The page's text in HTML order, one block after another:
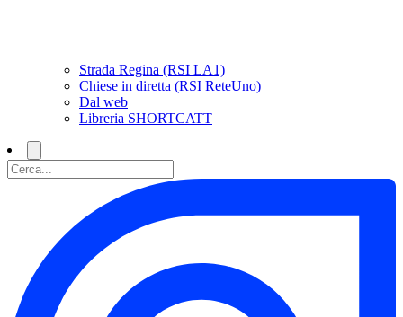
Strada Regina (RSI LA1)
Chiese in diretta (RSI ReteUno)
Dal web
Libreria SHORTCATT